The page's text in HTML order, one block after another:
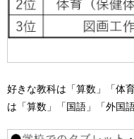
好きな教科は「算数」「体
は「算数」「国語」「外国